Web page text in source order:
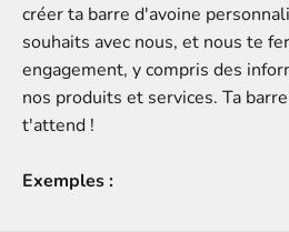
créer ta barre d'avoine
souhaits avec nous, et nous te
engagement, y compris des
nos produits et services. Ta
t'attend !
Exemples :